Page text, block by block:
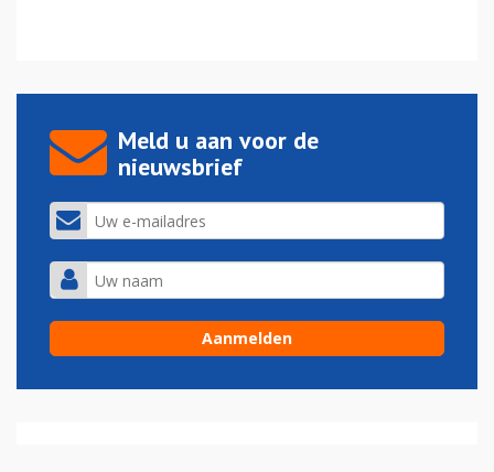
Meld u aan voor de
nieuwsbrief